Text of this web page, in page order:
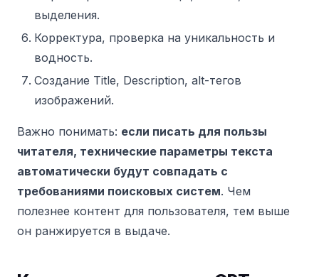
выделения.
Корректура, проверка на уникальность и
водность.
Создание Title, Description, alt-тегов
изображений.
Важно понимать: если писать для пользы
читателя, технические параметры текста
автоматически будут совпадать с
требованиями поисковых систем. Чем
полезнее контент для пользователя, тем выше
он ранжируется в выдаче.